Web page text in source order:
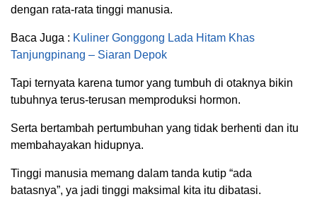
dengan rata-rata tinggi manusia.
Baca Juga : Kuliner Gonggong Lada Hitam Khas
Tanjungpinang – Siaran Depok
Tapi ternyata karena tumor yang tumbuh di otaknya bikin
tubuhnya terus-terusan memproduksi hormon.
Serta bertambah pertumbuhan yang tidak berhenti dan itu
membahayakan hidupnya.
Tinggi manusia memang dalam tanda kutip “ada
batasnya”, ya jadi tinggi maksimal kita itu dibatasi.